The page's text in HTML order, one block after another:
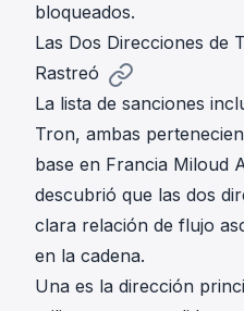
bloqueados.
Las Dos Direcciones de
Rastreó
La lista de sanciones
Tron, ambas
base en Francia Miloud
descubrió que las dos
clara relación de flujo
en la cadena.
Una es la dirección